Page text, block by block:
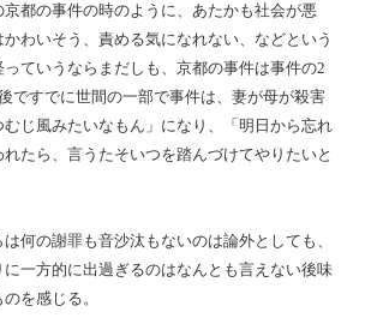
京都の事件の時のように、あたかも社会が悪
わいそう、責める気になれない、などという
っていうならまだしも、京都の事件は事件の2
ですでに世間の一部で事件は、妻が母が殺害
むじ風みたいなもん」になり、「明日から忘れ
たら、言うたそいつを踏んづけてやりたいと
何の謝罪も音沙汰もないのは論外としても、
に一方的に出過ぎるのはなんとも言えない後味
を感じる。